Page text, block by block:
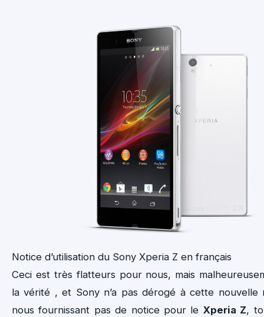
Notice d’utilisation du Sony Xperia Z en français
Ceci est très flatteurs pour nous, mais
la vérité , et Sony n’a pas dérogé à cette nouvelle
nous fournissant pas de notice pour le Xperia Z,